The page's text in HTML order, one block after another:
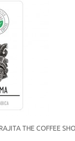
THE COFFEE